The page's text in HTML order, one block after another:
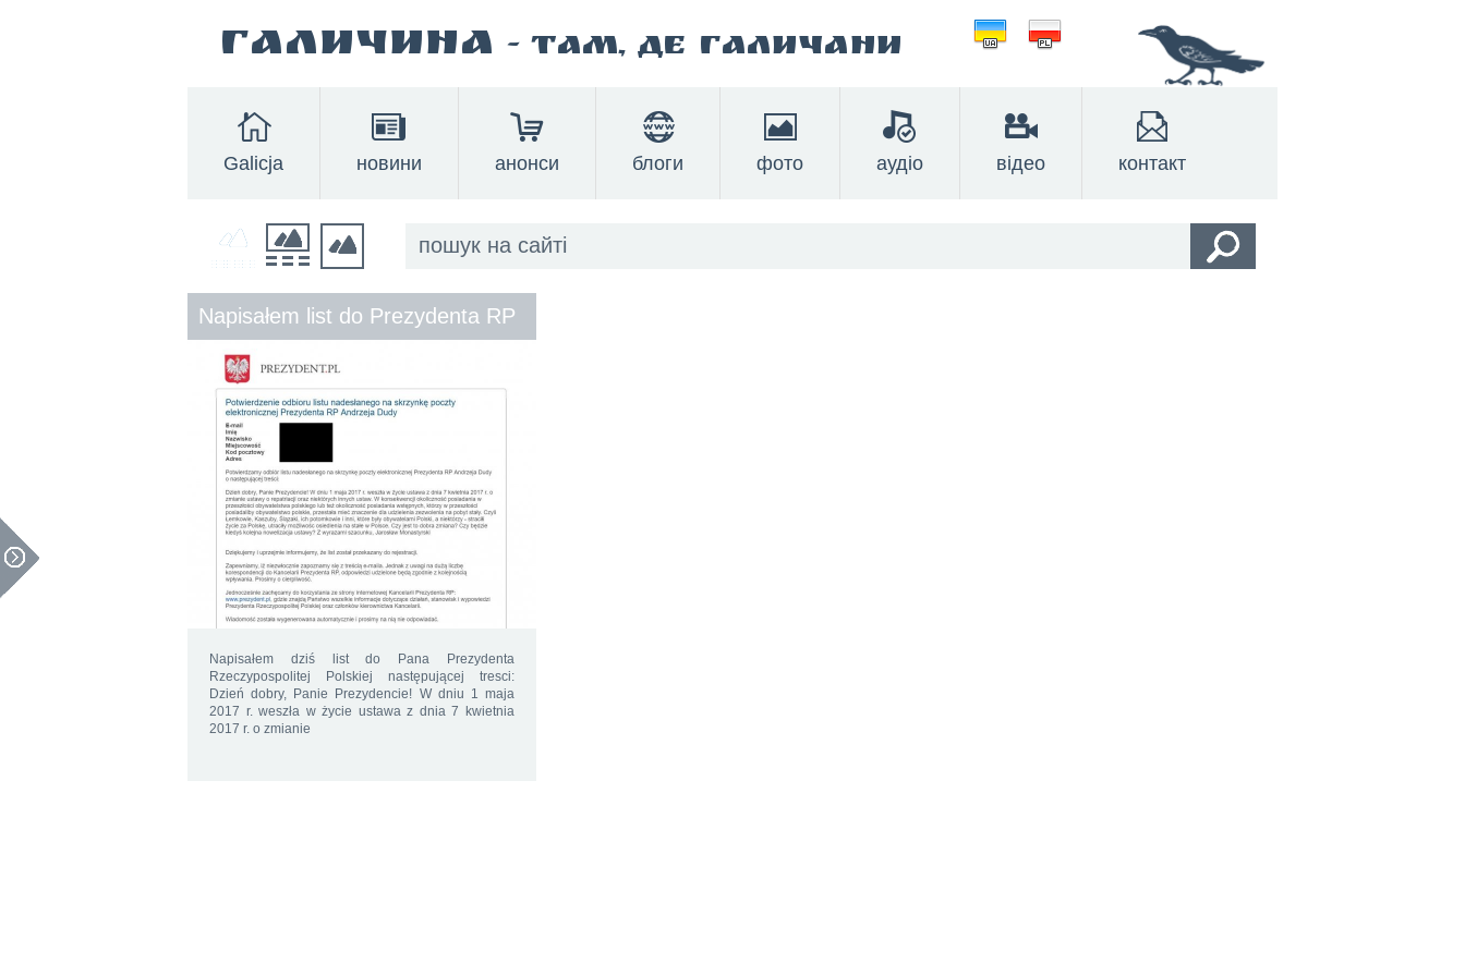
Галичина - там, де Галичани
Galicja новини анонси блоги фото аудіо відео контакт
Napisałem list do Prezydenta RP
Napisałem dziś list do Pana Prezydenta
Rzeczypospolitej Polskiej następującej tresci:
Dzień dobry, Panie Prezydencie! W dniu 1 maja
2017 r. weszła w życie ustawa z dnia 7 kwietnia
2017 r. o zmianie